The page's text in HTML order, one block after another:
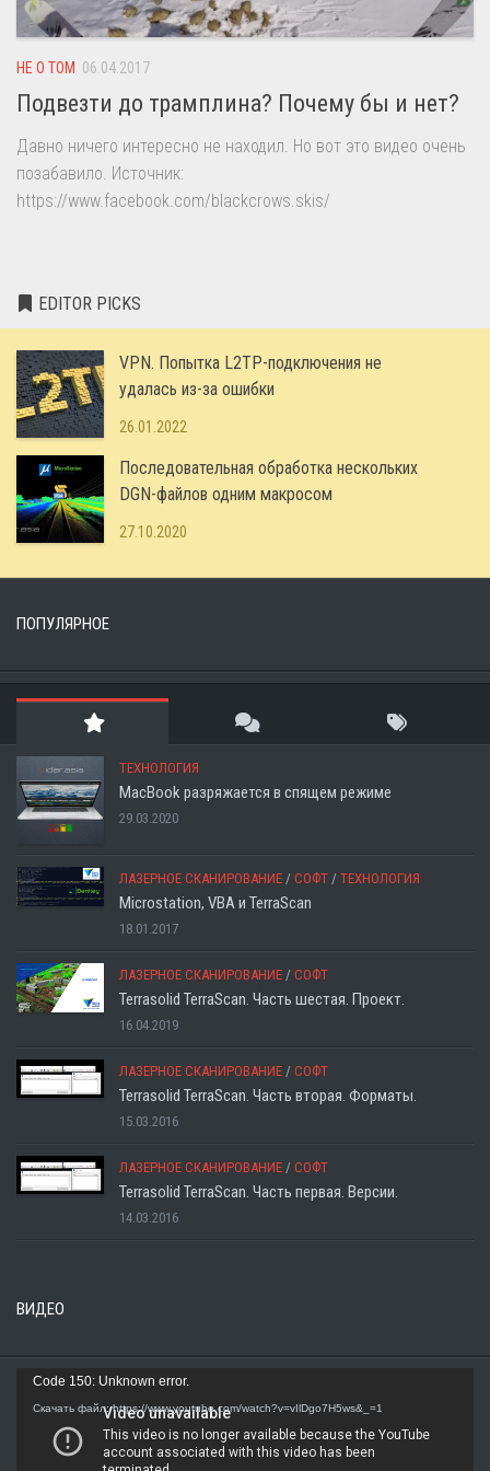
НЕ О ТОМ 06.04.2017
Подвезти до трамплина? Почему бы и нет?
Давно ничего интересно не находил. Но вот это видео очень
позабавило. Источник:
https://www.facebook.com/blackcrows.skis/
EDITOR PICKS
VPN. Попытка L2TP-подключения не
удалась из-за ошибки
26.01.2022
Последовательная обработка нескольких
DGN-файлов одним макросом
27.10.2020
ПОПУЛЯРНОЕ
ТЕХНОЛОГИЯ
MacBook разряжается в спящем режиме
29.03.2020
ЛАЗЕРНОЕ СКАНИРОВАНИЕ / СОФТ / ТЕХНОЛОГИЯ
Microstation, VBA и TerraScan
18.01.2017
ЛАЗЕРНОЕ СКАНИРОВАНИЕ / СОФТ
Terrasolid TerraScan. Часть шестая. Проект.
16.04.2019
ЛАЗЕРНОЕ СКАНИРОВАНИЕ / СОФТ
Terrasolid TerraScan. Часть вторая. Форматы.
15.03.2016
ЛАЗЕРНОЕ СКАНИРОВАНИЕ / СОФТ
Terrasolid TerraScan. Часть первая. Версии.
14.03.2016
ВИДЕО
Видеоплеер
Code 150: Unknown error.
Скачать файл: https://www.youtube.com/watch?v=vIlDgo7H5ws&_=1